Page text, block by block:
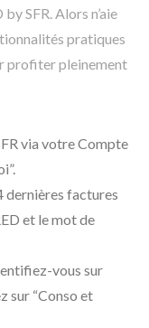
SFR. Alors n’aie
pratiques
profiter pleinement
via votre Compte
dernières factures
et le mot de
vous sur
sur “Conso et